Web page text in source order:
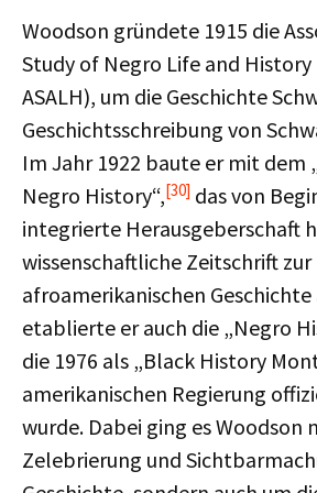
Woodson gründete 1915 die
Study of Negro Life and History
ASALH), um die Geschichte
Geschichtsschreibung von
Im Jahr 1922 baute er mit dem
Negro History“,[30] das von
integrierte Herausgeberschaft
wissenschaftliche Zeitschrift zur
afroamerikanischen Geschichte
etablierte er auch die „Negro
die 1976 als „Black History
amerikanischen Regierung
wurde. Dabei ging es Woodson
Zelebrierung und